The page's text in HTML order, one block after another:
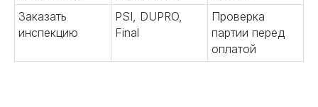
Заказать
инспекцию
PSI, DUPRO,
Final
Проверка
партии перед
оплатой